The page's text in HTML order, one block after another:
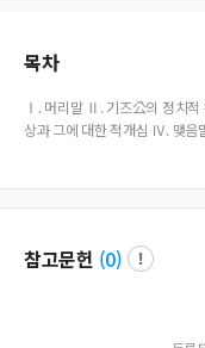
목차
Ⅰ. 머리말 Ⅱ. 기즈公의 정치적
상과 그에 대한 적개심 Ⅳ. 맺음
참고문헌 (0)